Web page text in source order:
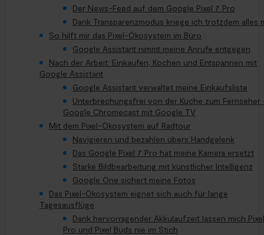
Der News-Feed auf dem Google Pixel 7 Pro
Dank Transparenzmodus kriege ich trotzdem alles
So hilft mir das Pixel-Ökosystem im Büro
Google Assistant nimmt meine Anrufe entgegen
Nach der Arbeit: Einkaufen, Kochen und Entspannen mit
Google Assistant
Google Assistant verwaltet meine Einkaufsliste
Unterbrechungsfrei von der Küche zum Fernseher
Google Chromecast mit Google TV
Mit dem Pixel-Ökosystem auf Radtour
Navigieren und bezahlen übers Handgelenk
Das Google Pixel 7 Pro hat meine Kamera ersetzt
Starke Bildbearbeitung mit künstlicher Intelligenz
Google One sichert meine Fotos
Das Pixel-Ökosystem eignet sich auch für lange
Tagesausflüge
Dank hervorragender Akkulaufzeit lassen mich
Pro und Pixel Buds nie im Stich